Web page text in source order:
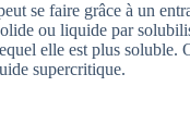
se faire grâce à un
ou liquide par
elle est plus
supercritique.